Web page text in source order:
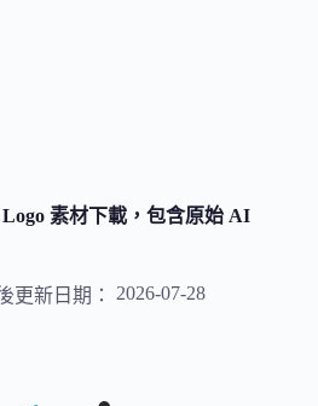
素材下載，包含原始 AI
更新日期：
2026-07-28